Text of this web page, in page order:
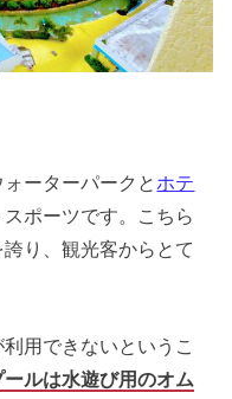
ーターパークと ホテ
ポーツです。こちら
り、観光客からとて
用できないというこ
ールは水遊び用のオム